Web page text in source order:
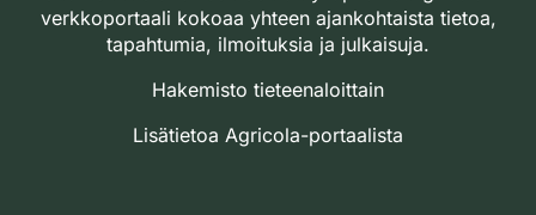
verkkoportaali kokoaa yhteen ajankohtaista tietoa,
tapahtumia, ilmoituksia ja julkaisuja.
Hakemisto tieteenaloittain
Lisätietoa Agricola-portaalista